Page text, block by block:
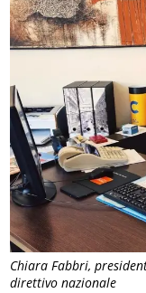
Chiara Fabbri,
direttivo nazionale